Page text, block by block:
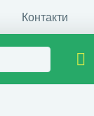
Контакти